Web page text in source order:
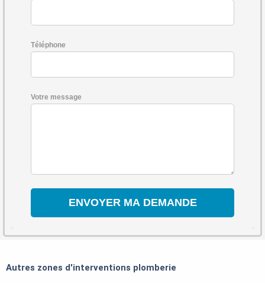
Téléphone
Votre message
Autres zones d'interventions plomberie